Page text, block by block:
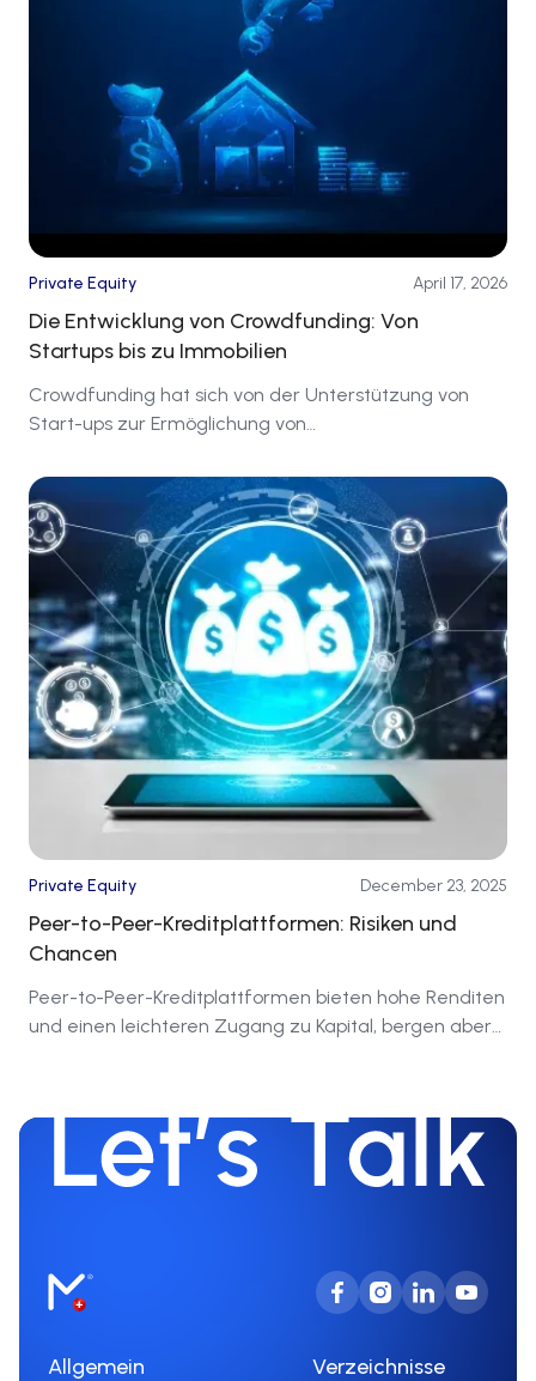
Private Equity April 17, 2026
Die Entwicklung von Crowdfunding: Von
Startups bis zu Immobilien
Crowdfunding hat sich von der Unterstützung von
Start-ups zur Ermöglichung von
Investoren auf der ganzen Welt neue Märkte.
Private Equity December 23, 2025
Peer-to-Peer-Kreditplattformen: Risiken und
Chancen
Peer-to-Peer-Kreditplattformen bieten hohe Renditen
und einen leichteren Zugang zu Kapital, bergen aber
Allgemein Verzeichnisse